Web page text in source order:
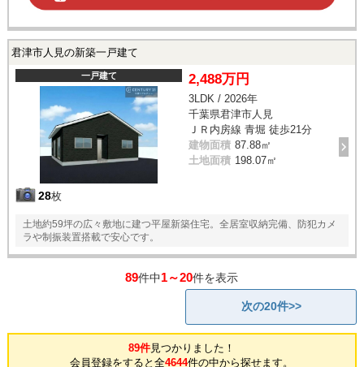
君津市人見の新築一戸建て
一戸建て
28枚
2,488万円
3LDK / 2026年
千葉県君津市人見
ＪＲ内房線 青堀 徒歩21分
建物面積 87.88㎡
土地面積 198.07㎡
土地約59坪の広々敷地に建つ平屋新築住宅。全居室収納完備、防犯カメ
ラや制振装置搭載で安心です。
89件中1～20件を表示
次の20件>>
89件見つかりました！
会員登録をすると全4644件の中から探せます。